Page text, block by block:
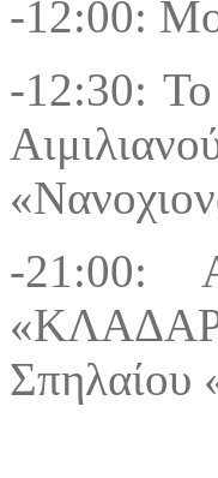
-12:00:
-12:30: Το
-21:00:
Σπηλαίου